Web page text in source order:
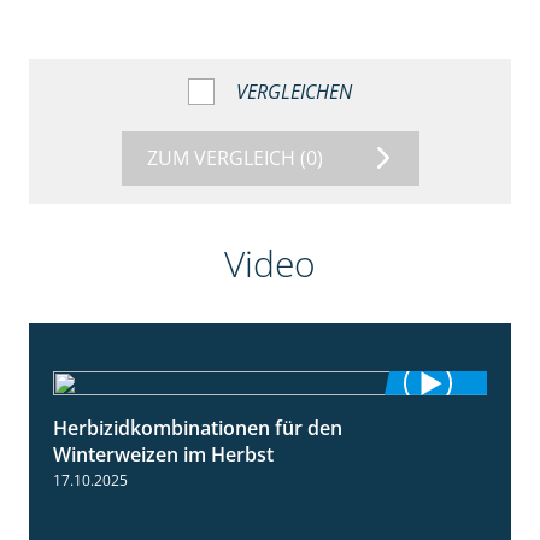
VERGLEICHEN
ZUM VERGLEICH (0)
Video
Herbizidkombinationen für den
Winterweizen im Herbst
17.10.2025